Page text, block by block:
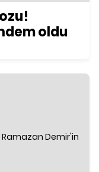
oldu